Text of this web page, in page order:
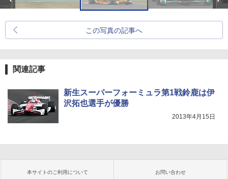
この写真の記事へ
関連記事
新生スーパーフォーミュラ第1戦鈴鹿は伊
沢拓也選手が優勝
2013年4月15日
本サイトのご利用について お問い合わせ